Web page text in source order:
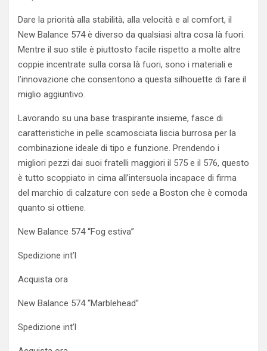
Dare la priorità alla stabilità, alla velocità e al comfort, il
New Balance 574 è diverso da qualsiasi altra cosa là fuori.
Mentre il suo stile è piuttosto facile rispetto a molte altre
coppie incentrate sulla corsa là fuori, sono i materiali e
l’innovazione che consentono a questa silhouette di fare il
miglio aggiuntivo.
Lavorando su una base traspirante insieme, fasce di
caratteristiche in pelle scamosciata liscia burrosa per la
combinazione ideale di tipo e funzione. Prendendo i
migliori pezzi dai suoi fratelli maggiori il 575 e il 576, questo
è tutto scoppiato in cima all’intersuola incapace di firma
del marchio di calzature con sede a Boston che è comoda
quanto si ottiene.
New Balance 574 “Fog estiva”
Spedizione int’l
Acquista ora
New Balance 574 “Marblehead”
Spedizione int’l